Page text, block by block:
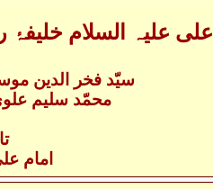
علی علیہ السلام
- سیّد فخر الدین
-
- امام